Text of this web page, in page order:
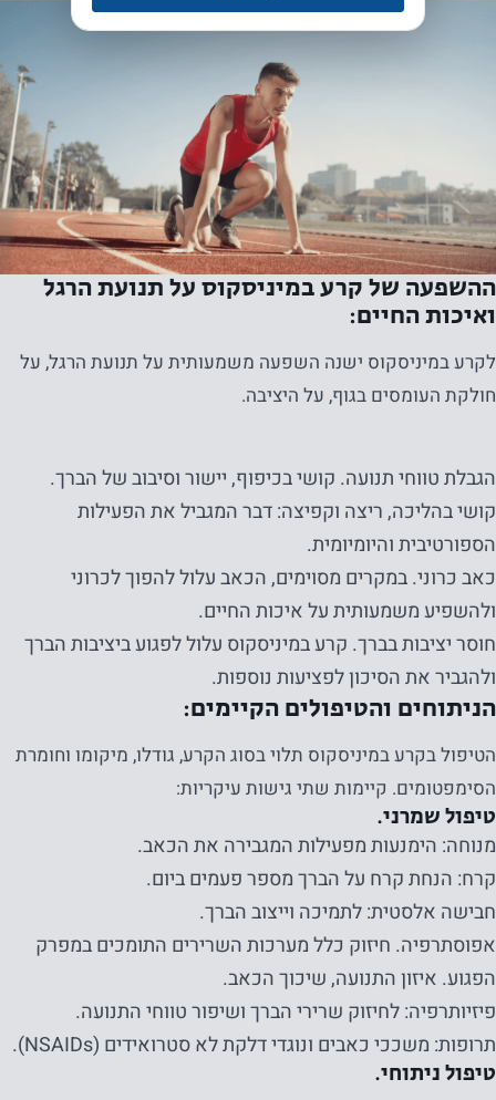
ההשפעה של קרע במיניסקוס על תנועת הרגל
ואיכות החיים:
לקרע במיניסקוס ישנה השפעה משמעותית על תנועת הרגל, על
חולקת העומסים בגוף, על היציבה.
הגבלת טווחי תנועה. קושי בכיפוף, יישור וסיבוב של הברך.
קושי בהליכה, ריצה וקפיצה: דבר המגביל את הפעילות
הספורטיבית והיומיומית.
כאב כרוני. במקרים מסוימים, הכאב עלול להפוך לכרוני
ולהשפיע משמעותית על איכות החיים.
חוסר יציבות בברך. קרע במיניסקוס עלול לפגוע ביציבות הברך
ולהגביר את הסיכון לפציעות נוספות.
הניתוחים והטיפולים הקיימים:
הטיפול בקרע במיניסקוס תלוי בסוג הקרע, גודלו, מיקומו וחומרת
הסימפטומים. קיימות שתי גישות עיקריות:
טיפול שמרני.
מנוחה: הימנעות מפעילות המגבירה את הכאב.
קרח: הנחת קרח על הברך מספר פעמים ביום.
חבישה אלסטית: לתמיכה וייצוב הברך.
אפוסתרפיה. חיזוק כלל מערכות השרירים התומכים במפרק
הפגוע. איזון התנועה, שיכוך הכאב.
פיזיותרפיה: לחיזוק שרירי הברך ושיפור טווחי התנועה.
תרופות: משככי כאבים ונוגדי דלקת לא סטרואידים (NSAIDs).
טיפול ניתוחי.
נחוץ
אינן
אופציונליות.
הם נחוצים
יפעל.
סטטיסטיקה
על מנת שנוכל
הפונקציונליות
והמבנה של